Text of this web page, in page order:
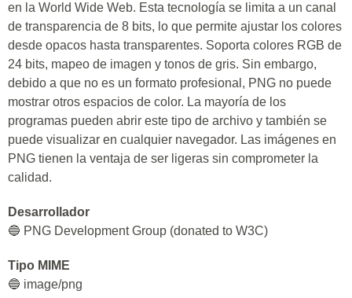
en la World Wide Web. Esta tecnología se limita a un canal
de transparencia de 8 bits, lo que permite ajustar los colores
desde opacos hasta transparentes. Soporta colores RGB de
24 bits, mapeo de imagen y tonos de gris. Sin embargo,
debido a que no es un formato profesional, PNG no puede
mostrar otros espacios de color. La mayoría de los
programas pueden abrir este tipo de archivo y también se
puede visualizar en cualquier navegador. Las imágenes en
PNG tienen la ventaja de ser ligeras sin comprometer la
calidad.
Desarrollador
🔵 PNG Development Group (donated to W3C)
Tipo MIME
🔵 image/png